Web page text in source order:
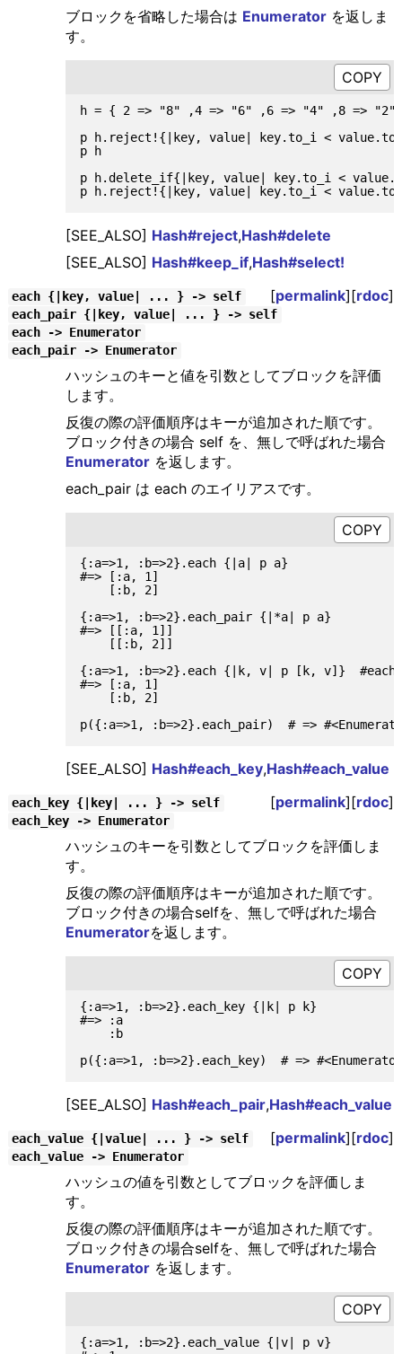
ブロックを省略した場合は Enumeratorを返しま
す。
h = { 2 => "8" ,4 => "6" ,6 => "4" ,8 => "2"
p h.reject!{|key, value| key.to_i <
p h
p h.delete_if{|key, value| key.to_i <
[SEE_ALSO] Hash#reject,Hash#delete
[SEE_ALSO] Hash#keep_if,Hash#select!
each {|key, value| ... } -> self [permalink][rdoc]
each_pair {|key, value| ... } -> self
each -> Enumerator
each_pair -> Enumerator
ハッシュのキーと値を引数としてブロックを評価
します。
反復の際の評価順序はキーが追加された順です。
ブロック付きの場合 self を、無しで呼ばれた場合
Enumeratorを返します。
each_pair は each のエイリアスです。
{:a=>1, :b=>2}.each {|a| p a}
#=> [:a, 1]
    [:b, 2]
{:a=>1, :b=>2}.each_pair {|*a| p a}
#=> [[:a, 1]]
    [[:b, 2]]
{:a=>1, :b=>2}.each {|k, v| p [k, v]}
#=> [:a, 1]
    [:b, 2]
[SEE_ALSO] Hash#each_key,Hash#each_value
each_key {|key| ... } -> self [permalink][rdoc]
each_key -> Enumerator
ハッシュのキーを引数としてブロックを評価しま
す。
反復の際の評価順序はキーが追加された順です。
ブロック付きの場合selfを、無しで呼ばれた場合
Enumeratorを返します。
{:a=>1, :b=>2}.each_key {|k| p k}
#=> :a
    :b
[SEE_ALSO] Hash#each_pair,Hash#each_value
each_value {|value| ... } -> self [permalink][rdoc]
each_value -> Enumerator
ハッシュの値を引数としてブロックを評価しま
す。
反復の際の評価順序はキーが追加された順です。
ブロック付きの場合selfを、無しで呼ばれた場合
Enumeratorを返します。
{:a=>1, :b=>2}.each_value {|v| p v}